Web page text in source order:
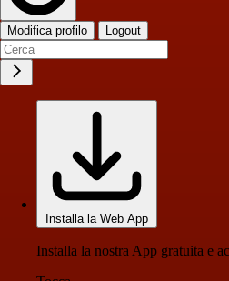
Modifica profilo Logout
Installa la Web App
Installa la nostra App gratuita e